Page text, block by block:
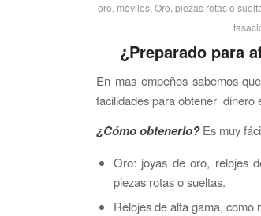
oro, móviles, Oro, piezas rotas o
¿Preparado para
En mas empeños sabemos
facilidades para obtener dinero
¿Cómo obtenerlo? Es muy
Oro: joyas de oro, relojes
piezas rotas o sueltas.
Relojes de alta gama, como